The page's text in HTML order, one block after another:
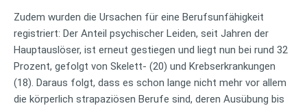
Zudem wurden die Ursachen für eine Berufsunfähigkeit
registriert: Der Anteil psychischer Leiden, seit Jahren der
Hauptauslöser, ist erneut gestiegen und liegt nun bei rund 32
Prozent, gefolgt von Skelett- (20) und Krebserkrankungen
(18). Daraus folgt, dass es schon lange nicht mehr vor allem
die körperlich strapaziösen Berufe sind, deren Ausübung bis